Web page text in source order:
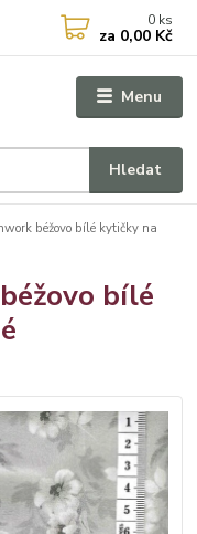
Menu
Hledat
0 ks
za 0,00 Kč
béžovo bílé kytičky na
bílé